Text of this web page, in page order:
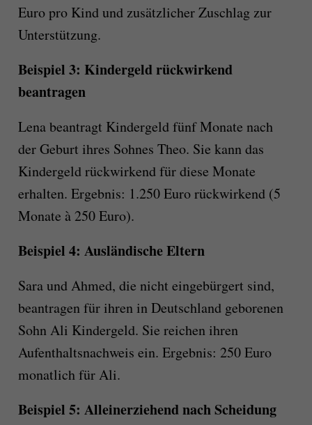
Euro pro Kind und zusätzlicher Zuschlag zur
Unterstützung.
Beispiel 3: Kindergeld rückwirkend
beantragen
Lena beantragt Kindergeld fünf Monate nach
der Geburt ihres Sohnes Theo. Sie kann das
Kindergeld rückwirkend für diese Monate
erhalten. Ergebnis: 1.250 Euro rückwirkend (5
Monate à 250 Euro).
Beispiel 4: Ausländische Eltern
Sara und Ahmed, die nicht eingebürgert sind,
beantragen für ihren in Deutschland geborenen
Sohn Ali Kindergeld. Sie reichen ihren
Aufenthaltsnachweis ein. Ergebnis: 250 Euro
monatlich für Ali.
Beispiel 5: Alleinerziehend nach Scheidung